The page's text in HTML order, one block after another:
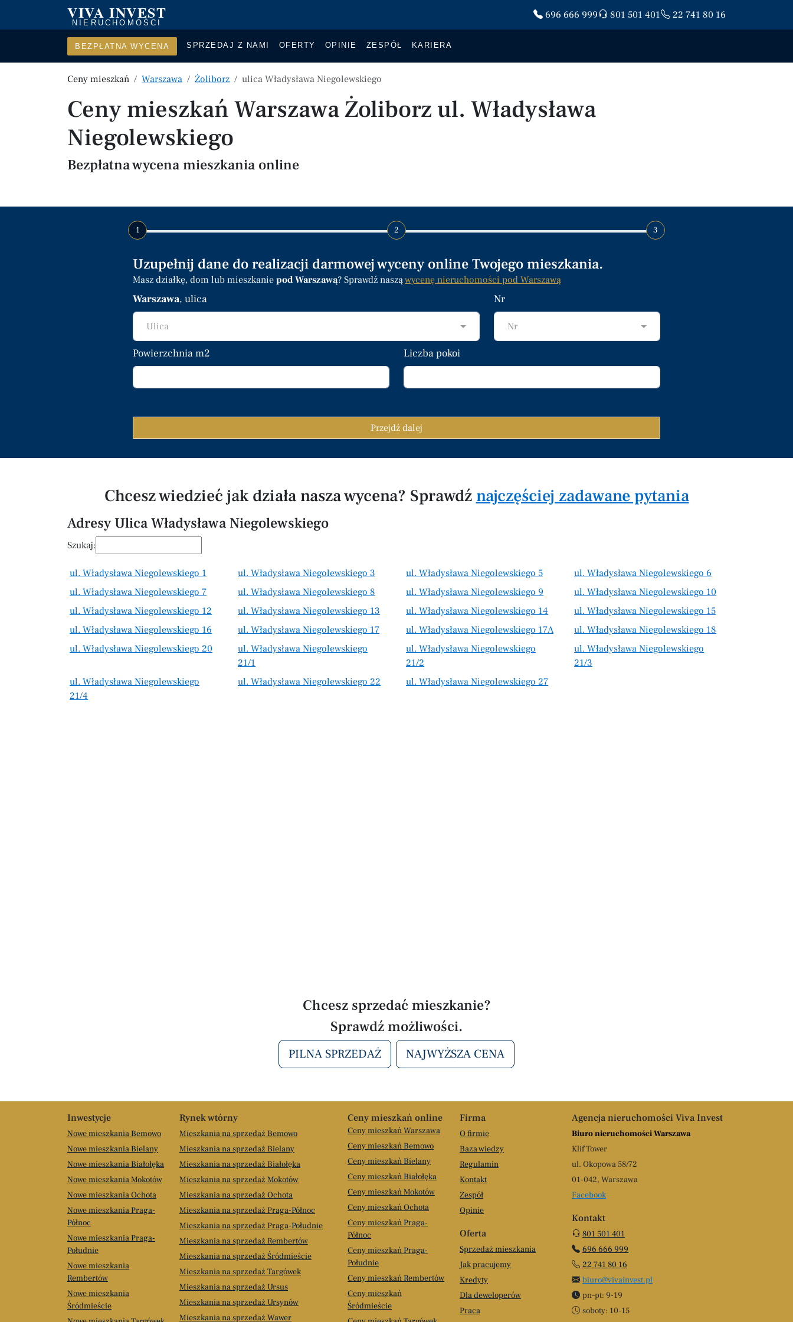
VIVA INVEST
NIERUCHOMOŚCI
696 666 999 801 501 401 22 741 80 16
BEZPŁATNA WYCENA SPRZEDAJ Z NAMI OFERTY OPINIE ZESPÓŁ KARIERA
Ceny mieszkań Warszawa Żoliborz ulica Władysława Niegolewskiego
Ceny mieszkań Warszawa Żoliborz ul. Władysława
Niegolewskiego
Bezpłatna wycena mieszkania online
1 2 3
Uzupełnij dane do realizacji darmowej wyceny online Twojego mieszkania.
Masz działkę, dom lub mieszkanie pod Warszawą? Sprawdź nasząwycenę nieruchomości pod Warszawą
Warszawa, ulica
Ulica
Nr
Nr
Powierzchnia m2 Liczba pokoi
Przejdź dalej
Chcesz wiedzieć jak działa nasza wycena? Sprawdź najczęściej zadawane pytania
Adresy Ulica Władysława Niegolewskiego
Szukaj:
ul. Władysława Niegolewskiego 1 ul. Władysława Niegolewskiego 3 ul. Władysława Niegolewskiego 5
ul. Władysława Niegolewskiego 6
ul. Władysława Niegolewskiego 7
ul. Władysława Niegolewskiego 8 ul. Władysława Niegolewskiego 9
ul. Władysława Niegolewskiego 10
ul. Władysława Niegolewskiego 12
ul. Władysława Niegolewskiego 13 ul. Władysława Niegolewskiego 14
ul. Władysława Niegolewskiego 15
ul. Władysława Niegolewskiego 16
ul. Władysława Niegolewskiego 17 ul. Władysława Niegolewskiego 17A
ul. Władysława Niegolewskiego 18
ul. Władysława Niegolewskiego 20
ul. Władysława Niegolewskiego
21/1
ul. Władysława Niegolewskiego
21/2
ul. Władysława Niegolewskiego
21/3
ul. Władysława Niegolewskiego
21/4
ul. Władysława Niegolewskiego 22 ul. Władysława Niegolewskiego 27
Chcesz sprzedać mieszkanie?
Sprawdź możliwości.
PILNA SPRZEDAŻ NAJWYŻSZA CENA
Inwestycje
Nowe mieszkania Bemowo
Nowe mieszkania Bielany
Nowe mieszkania Białołęka
Nowe mieszkania Mokotów
Nowe mieszkania Ochota
Nowe mieszkania Praga-
Północ
Nowe mieszkania Praga-
Południe
Nowe mieszkania
Rembertów
Nowe mieszkania
Śródmieście
Rynek wtórny
Mieszkania na sprzedaż Bemowo
Mieszkania na sprzedaż Bielany
Mieszkania na sprzedaż Białołęka
Mieszkania na sprzedaż Mokotów
Mieszkania na sprzedaż Ochota
Mieszkania na sprzedaż Praga-Północ
Mieszkania na sprzedaż Praga-Południe
Mieszkania na sprzedaż Rembertów
Mieszkania na sprzedaż Śródmieście
Mieszkania na sprzedaż Targówek
Mieszkania na sprzedaż Ursus
Mieszkania na sprzedaż Ursynów
Mieszkania na sprzedaż Wawer
Ceny mieszkań online
Ceny mieszkań Warszawa
Ceny mieszkań Bemowo
Ceny mieszkań Bielany
Ceny mieszkań Białołęka
Ceny mieszkań Mokotów
Ceny mieszkań Ochota
Ceny mieszkań Praga-
Północ
Ceny mieszkań Praga-
Południe
Ceny mieszkań Rembertów
Ceny mieszkań
Śródmieście
Firma
O firmie
Baza wiedzy
Regulamin
Kontakt
Zespół
Opinie
Oferta
Sprzedaż mieszkania
Jak pracujemy
Kredyty
Dla deweloperów
Praca
Agencja nieruchomości Viva Invest
Biuro nieruchomości Warszawa
Klif Tower
ul. Okopowa 58/72
01-042, Warszawa
Facebook
Kontakt
801 501 401
696 666 999
22 741 80 16
biuro@vivainvest.pl
pn–pt: 9-19
soboty: 10-15